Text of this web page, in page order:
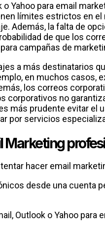
Yahoo para email
límites estrictos en el
Además, la falta de
de que los
campañas de
a más destinatarios
en muchos casos,
los correos
corporativos no
más prudente evitar el
por servicios
Marketing
hacer email
desde una cuenta
Outlook o Yahoo para